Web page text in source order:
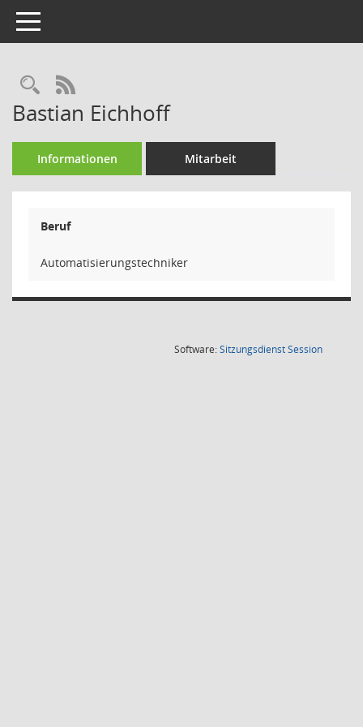
Toggle navigation
Rechercheauswahl
RSS-Feed
Bastian Eichhoff
Informationen Mitarbeit
Beruf
Automatisierungstechniker
Software:SitzungsdienstSession(Wird in